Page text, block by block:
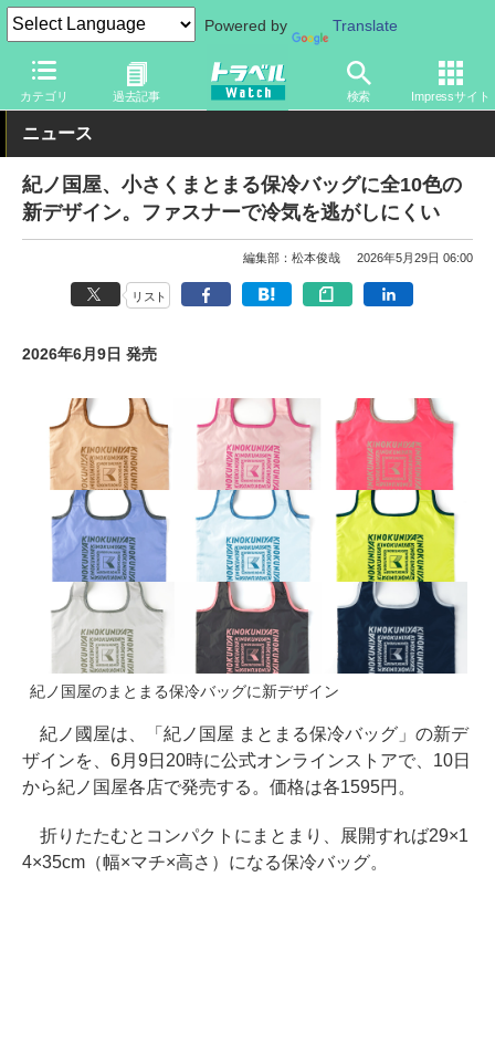
Powered by Translate
カテゴリ 過去記事 検索 Impressサイト
トラベル Watch 旅のアイテム 旅行グッズ バッグ
ニュース
紀ノ国屋、小さくまとまる保冷バッグに全10色の
新デザイン。ファスナーで冷気を逃がしにくい
編集部：松本俊哉 2026年5月29日 06:00
リスト
2026年6月9日 発売
紀ノ国屋のまとまる保冷バッグに新デザイン
紀ノ國屋は、「紀ノ国屋 まとまる保冷バッグ」の新デ
ザインを、6月9日20時に公式オンラインストアで、10日
から紀ノ国屋各店で発売する。価格は各1595円。
折りたたむとコンパクトにまとまり、展開すれば29×1
4×35cm（幅×マチ×高さ）になる保冷バッグ。